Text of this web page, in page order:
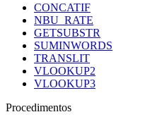
CONCATIF
NBU_RATE
GETSUBSTR
SUMINWORDS
TRANSLIT
VLOOKUP2
VLOOKUP3
Procedimentos